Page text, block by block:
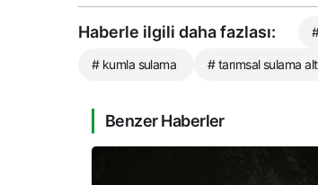
Haberle ilgili daha fazlası:
# kumla sulama # tarımsal sulama
Benzer Haberler